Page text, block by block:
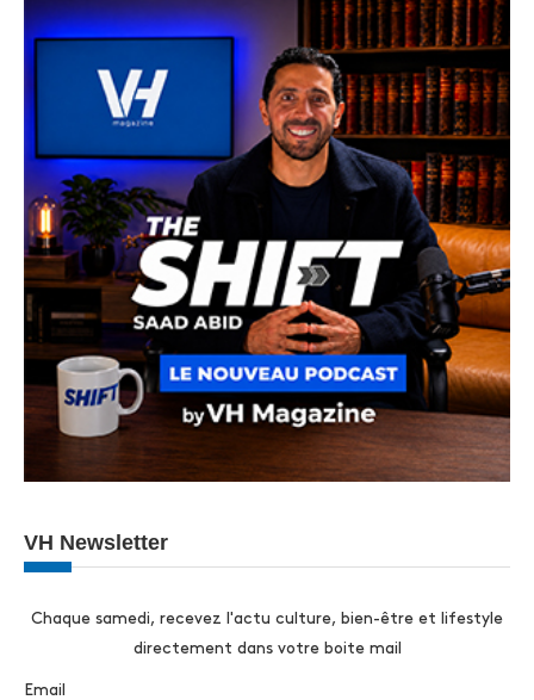
VH Newsletter
Chaque samedi, recevez l'actu culture, bien-être et lifestyle
directement dans votre boite mail
Email